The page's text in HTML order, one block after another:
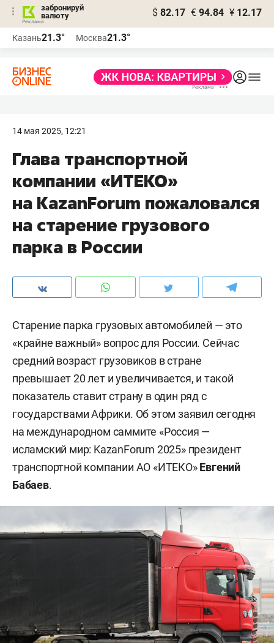
забронируй
валюту
$ 82.17 € 94.84 ¥ 12.17
Казань21.3° Москва21.3°
14 мая 2025, 12:21
Глава транспортной
компании «ИТЕКО»
на KazanForum пожаловался
на старение грузового
парка в России
Старение парка грузовых автомобилей — это
«крайне важный» вопрос для России. Сейчас
средний возраст грузовиков в стране
превышает 20 лет и увеличивается, и такой
показатель ставит страну в один ряд с
государствами Африки. Об этом заявил сегодня
на международном саммите «Россия —
исламский мир: KazanForum 2025» президент
транспортной компании АО «ИТЕКО»Евгений
Бабаев.